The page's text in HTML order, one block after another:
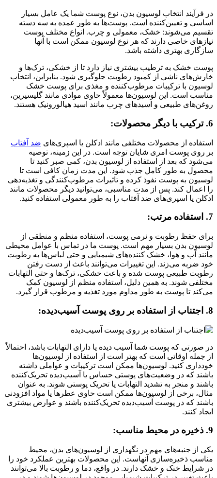
در فرآیند انتخاب لوسیون بدن، نوع پوست شما یک عامل بسیار
اساسی و تعیین‌کننده است. پوست‌ها به طور عمده به سه دسته
تقسیم می‌شوند: خشک، معمولی و چرب. انواع مختلف پوست
نیازهای خاصی دارند که هر نوع لوسیون ممکن است با آنها
سازگاری بهتری داشته باشد.
پوست خشک به ترطیب بیشتری نیاز دارد تا از خشکی، ترک‌ها و
خارش‌های ناشی از کمبود رطوبت جلوگیری شود. بنابراین، انتخاب
لوسیون با ترکیبات مرطوب‌کننده و مغذی برای پوست خشک
مناسب است. این لوسیون‌ها معمولاً حاوی موادی مانند گلیسیرین،
روغن‌های طبیعی و اسیدهای چرب مانند اسید هیالورونیک هستند.
6. ترکیب با دیگر محصولات:
استفاده از محصولات مختلفی مانند ادکلن یا اسپری‌های ضد آفتاب
بر روی پوست امری شایان توجه است. در این زمینه، توصیه
می‌شود که بعد از استفاده از لوسیون بدن، کمی صبر کنید تا
محصول به طور کامل جذب شود. این مدت زمان کافی است تا
لوسیون به پوست نفوذ کرده و تاثیرات مرطوب‌کنندگی و تغذیه‌دهی
را اعمال کند. پس از مدت مناسبی، می‌توانید دیگر محصولات مانند
ادکلن یا اسپری‌های ضد آفتاب را به طور معمولی استفاده کنید.
7. استفاده مرتب:
برای حفظ رطوبت و نرمی پوست، استفاده منظم و منطقی از
لوسیون بدن بسیار مهم است. پوست ما در تماس با عوامل محیطی
مانند آب و هوا، خشک کننده‌های شیمیایی و حتی لباس‌ها به رطوبت
خود ضربه می‌زند. این تغییرات می‌توانند باعث از دست رفتن
رطوبت طبیعی پوست شده و باعث خشکی، ترک‌ها و حتی التهابات
مختلفی شوند. به همین دلیل، استفاده منظم از لوسیون کمک
می‌کند تا پوست به طور مداوم مورد تغذیه و مرطوب قرار گیرد.
8. اجتناب از استفاده بر روی پوست آسیب‌دیده:
در صورتی که پوست شما آسیب دیده یا دارای التهابات باشد، احتمالاً
از جمله اوقاتی است که بهتر است از استفاده از لوسیون‌ها
خودداری کنید. لوسیون‌ها ممکن است ترکیبات و عواملی داشته
باشند که در وضعیت‌های پوستی حساس یا آسیب‌دیده تحریک‌کننده
باشند و منجر به تشدید التهابات یا تحریک پوستی شوند. به عنوان
مثال، برخی از لوسیون‌ها ممکن است حاوی عطرها یا مواد افزودنی
باشند که در پوست آسیب‌دیده تحریک‌کننده باشند و عوارض بیشتری
ایجاد کنند.
9. ذخیره در محیط مناسب:
یکی از جنبه‌های مهم در نگهداری از لوسیون‌های بدن، محیط
مناسب ذخیره‌سازی آنهاست. این محصولات بهترین عملکرد خود را
در شرایط خنک و خشک دارند. در واقع، دما و رطوبت بالا می‌توانند